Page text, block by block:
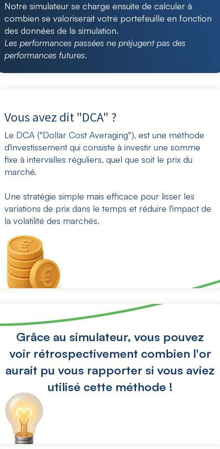
Notre simulateur se charge ensuite de calculer à
combien se valoriserait votre portefeuille en fonction
des données de la simulation.
Les performances passées ne préjugent pas des
performances futures.
Vous avez dit "DCA" ?
Le DCA ("Dollar Cost Averaging"), est une méthode
d'investissement qui consiste à investir une somme
fixe à intervalles réguliers, quel que soit le prix du
marché.
Une stratégie simple mais efficace pour lisser les
variations de prix dans le temps et réduire l'impact de
la volatilité des marchés.
Grâce au simulateur, vous pouvez
voir rétrospectivement combien l'or
aurait pu vous rapporter si vous aviez
utilisé cette méthode !